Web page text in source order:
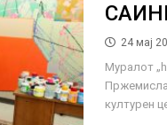
24 мај
Муралот
културен